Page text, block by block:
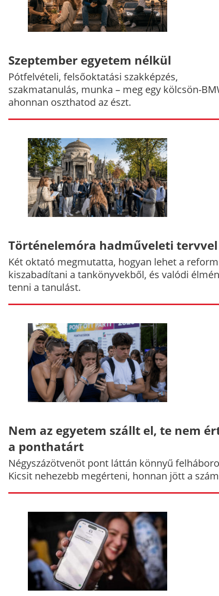
Szeptember egyetem nélkül
Pótfelvételi, felsőoktatási szakképzés,
szakmatanulás, munka – meg egy kölcsön-
ahonnan oszthatod az észt.
Történelemóra hadműveleti tervvel
Két oktató megmutatta, hogyan lehet a
kiszabadítani a tankönyvekből, és valódi
tenni a tanulást.
Nem az egyetem szállt el, te nem
a ponthatárt
Négyszázötvenöt pont láttán könnyű
Kicsit nehezebb megérteni, honnan jött a